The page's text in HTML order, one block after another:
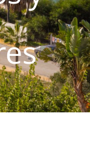
Contacto